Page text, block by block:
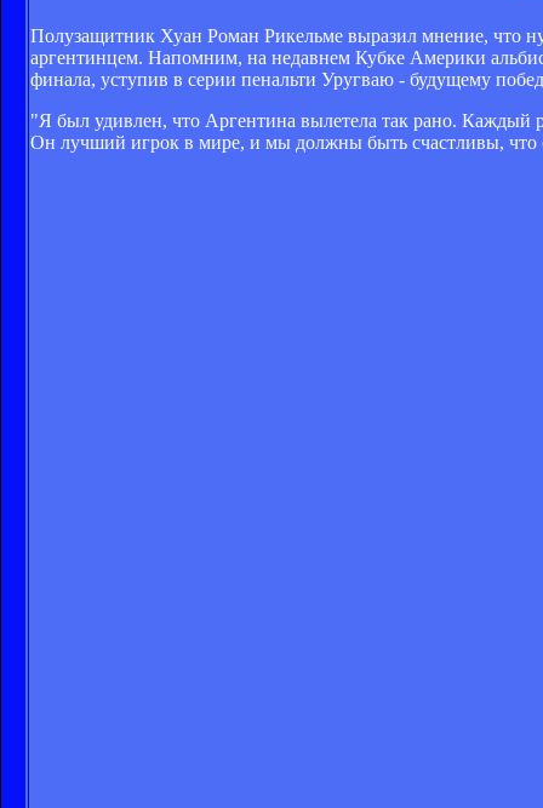
Полузащитник Хуан Роман Рикельме выразил мнение, что
аргентинцем. Напомним, на недавнем Кубке Америки
финала, уступив в серии пенальти Уругваю - будущему
"Я был удивлен, что Аргентина вылетела так рано. Каждый
Он лучший игрок в мире, и мы должны быть счастливы, что